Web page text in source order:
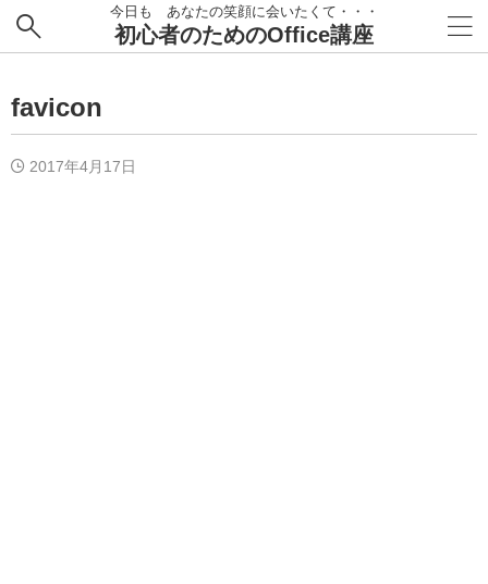
今日も あなたの笑顔に会いたくて・・・
初心者のためのOffice講座
favicon
2017年4月17日